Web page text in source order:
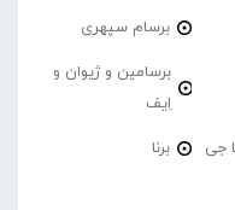
برسام سپهری
برسامین و ژیوان و
اِیف
جی
برنا